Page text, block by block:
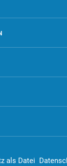
als Datei